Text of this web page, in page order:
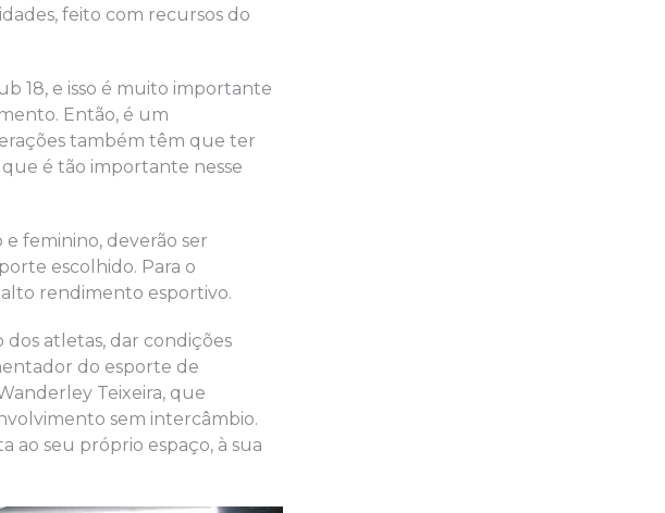
feito com recursos do
18, e isso é muito importante
Então, é um
também têm que ter
é tão importante nesse
e feminino, deverão ser
escolhido. Para o
rendimento esportivo.
atletas, dar condições
do esporte de
Teixeira, que
sem intercâmbio.
ao seu próprio espaço, à sua